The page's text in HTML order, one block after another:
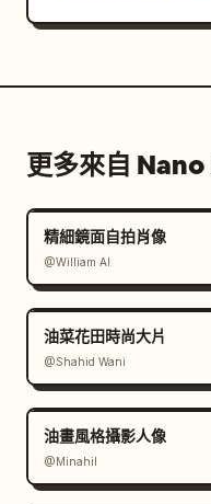
更多來自
精細鏡面自拍肖像
@William AI
油菜花田時尚大片
@Shahid Wani
油畫風格攝影人像
@Minahil